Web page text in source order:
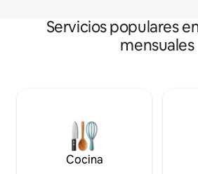
Servicios populares
mensuales
Cocina